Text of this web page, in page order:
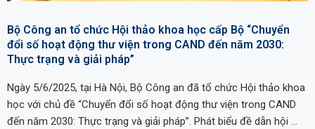
Bộ Công an tổ chức Hội thảo khoa học cấp Bộ “Chuyển
đổi số hoạt động thư viện trong CAND đến năm 2030:
Thực trạng và giải pháp”
Ngày 5/6/2025, tại Hà Nội, Bộ Công an đã tổ chức Hội thảo khoa
học với chủ đề “Chuyển đổi số hoạt động thư viện trong CAND
đến năm 2030: Thực trạng và giải pháp”. Phát biểu đề dẫn hội …